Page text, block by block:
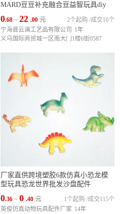
MARD豆豆补充融合豆益智玩具diy
0.68 ~ 22 .00 元 成交16个
2个起购 /
宁海县云澜工艺品有限公司
1年
义乌国际商贸城一区南大门1楼6街0587
厂家直供跨境塑胶6款仿真小恐龙模
型玩具恐龙世界批发沙盘配件
0.36 ~ 0 .40 元 成交115个
1个起购 /
英俊仿真动物玩具配件厂家 14年